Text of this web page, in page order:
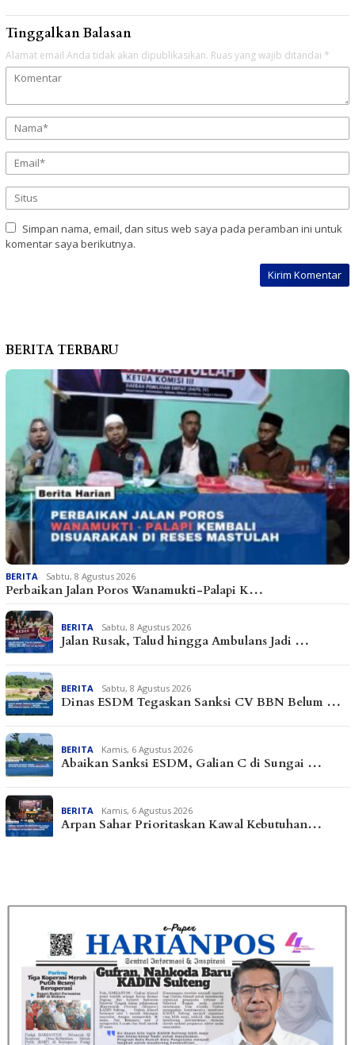
Tinggalkan Balasan
Alamat email Anda tidak akan dipublikasikan. Ruas yang wajib ditandai *
Simpan nama, email, dan situs web saya pada peramban ini untuk
komentar saya berikutnya.
BERITA TERBARU
BERITA Sabtu, 8 Agustus 2026
Perbaikan Jalan Poros Wanamukti-Palapi K…
BERITA Sabtu, 8 Agustus 2026
Jalan Rusak, Talud hingga Ambulans Jadi …
BERITA Sabtu, 8 Agustus 2026
Dinas ESDM Tegaskan Sanksi CV BBN Belum …
BERITA Kamis, 6 Agustus 2026
Abaikan Sanksi ESDM, Galian C di Sungai …
BERITA Kamis, 6 Agustus 2026
Arpan Sahar Prioritaskan Kawal Kebutuhan…